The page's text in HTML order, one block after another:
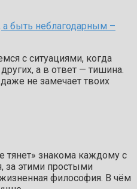
а быть неблагодарным –
с ситуациями, когда
а в ответ — тишина.
не замечает твоих
тянет» знакома каждому с
за этими простыми
философия. В чём